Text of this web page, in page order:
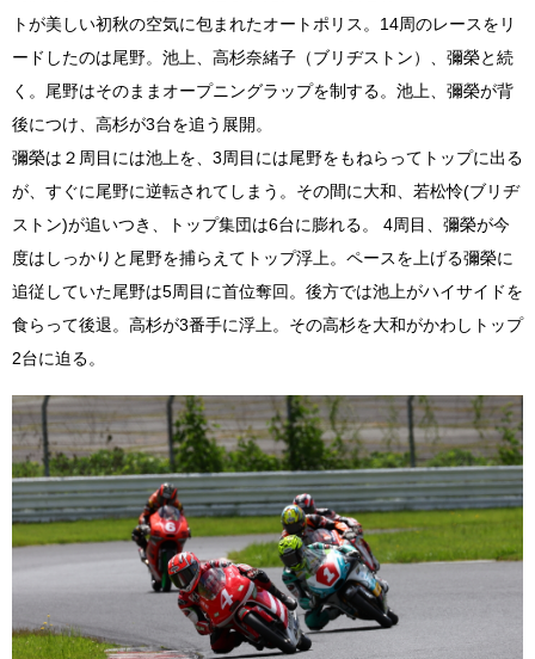
トが美しい初秋の空気に包まれたオートポリス。14周のレースをリ
ードしたのは尾野。池上、高杉奈緒子（ブリヂストン）、彌榮と続
く。尾野はそのままオープニングラップを制する。池上、彌榮が背
後につけ、高杉が3台を追う展開。
彌榮は２周目には池上を、3周目には尾野をもねらってトップに出る
が、すぐに尾野に逆転されてしまう。その間に大和、若松怜(ブリヂ
ストン)が追いつき、トップ集団は6台に膨れる。 4周目、彌榮が今
度はしっかりと尾野を捕らえてトップ浮上。ペースを上げる彌榮に
追従していた尾野は5周目に首位奪回。後方では池上がハイサイドを
食らって後退。高杉が3番手に浮上。その高杉を大和がかわしトップ
2台に迫る。